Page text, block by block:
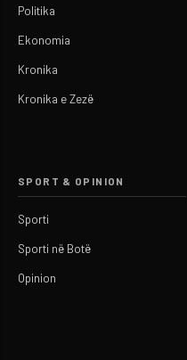
Politika
Ekonomia
Kronika
Kronika e Zezë
SPORT & OPINION
Sporti
Sporti në Botë
Opinion